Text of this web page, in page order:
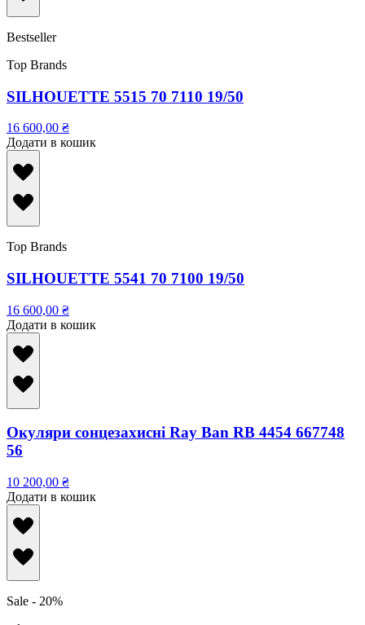
Bestseller
Top Brands
SILHOUETTE 5515 70 7110 19/50
16 600,00 ₴
Додати в кошик
Top Brands
SILHOUETTE 5541 70 7100 19/50
16 600,00 ₴
Додати в кошик
Окуляри сонцезахисні Ray Ban RB 4454 667748
56
10 200,00 ₴
Додати в кошик
Sale - 20%